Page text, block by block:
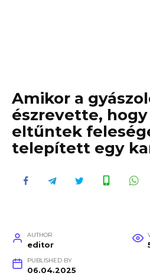
Amikor a
észrevette,
eltűntek
telepített egy
AUTHOR
editor
PUBLISHED BY
06.04.2025